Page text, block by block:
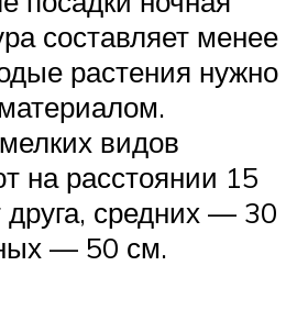
составляет менее
растения нужно
видов
на расстоянии 15
друга, средних — 30
— 50 см.